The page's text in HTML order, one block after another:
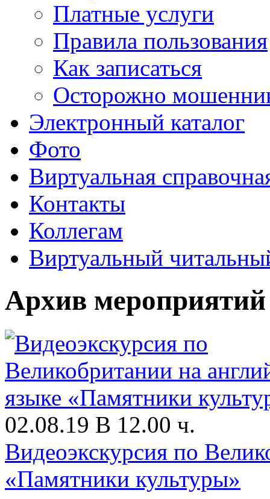
Платные услуги
Правила пользования
Как записаться
Осторожно
Электронный каталог
Фото
Виртуальная
Контакты
Коллегам
Виртуальный
Архив мероприятий
02.08.19 В 12.00 ч.
Видеоэкскурсия по
«Памятники культуры»